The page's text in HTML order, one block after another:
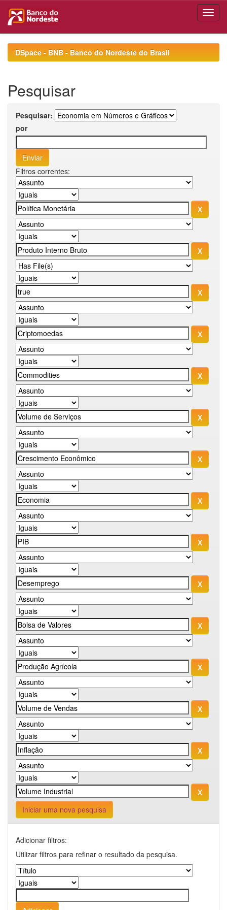
navigationDSpace - BNB - Banco do Nordeste do Brasil
Pesquisar
Pesquisar:
por
Filtros correntes:
Iniciar uma nova pesquisa
Adicionar filtros:
Utilizar filtros para refinar o resultado da pesquisa.